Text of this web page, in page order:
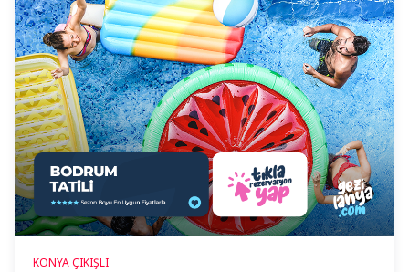
KONYA ÇIKIŞLI